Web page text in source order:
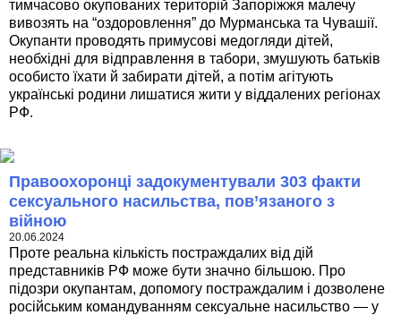
тимчасово окупованих територій Запоріжжя малечу
вивозять на “оздоровлення” до Мурманська та Чувашії.
Окупанти проводять примусові медогляди дітей,
необхідні для відправлення в табори, змушують батьків
особисто їхати й забирати дітей, а потім агітують
українські родини лишатися жити у віддалених регіонах
РФ.
Правоохоронці задокументували 303 факти
сексуального насильства, пов’язаного з
війною
20.06.2024
Проте реальна кількість постраждалих від дій
представників РФ може бути значно більшою. Про
підозри окупантам, допомогу постраждалим і дозволене
російським командуванням сексуальне насильство — у